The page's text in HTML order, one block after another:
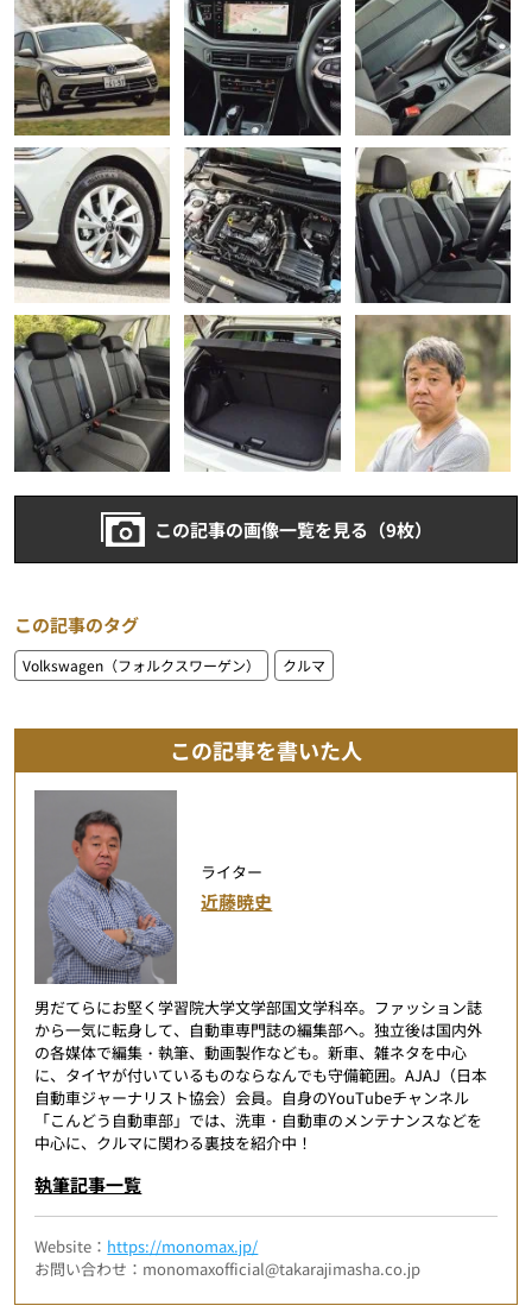
この記事の画像一覧を見る（9枚）
この記事のタグ
Volkswagen（フォルクスワーゲン） クルマ
この記事を書いた人
ライター
近藤暁史
男だてらにお堅く学習院大学文学部国文学科卒。ファッション誌
から一気に転身して、自動車専門誌の編集部へ。独立後は国内外
の各媒体で編集・執筆、動画製作なども。新車、雑ネタを中心
に、タイヤが付いているものならなんでも守備範囲。AJAJ（日本
自動車ジャーナリスト協会）会員。自身のYouTubeチャンネル
「こんどう自動車部」では、洗車・自動車のメンテナンスなどを
中心に、クルマに関わる裏技を紹介中！
執筆記事一覧
Website： https://monomax.jp/
お問い合わせ：monomaxofficial@takarajimasha.co.jp